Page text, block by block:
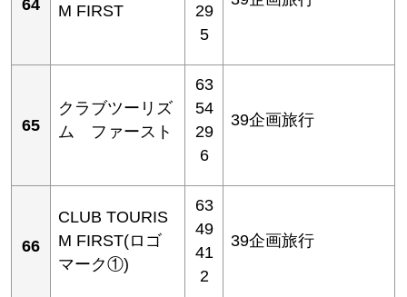
64
M FIRST
29
5
65
クラブツーリズ
ム ファースト
63
54
29
6
39企画旅行
66
CLUB TOURIS
M FIRST(ロゴ
マーク①)
63
49
41
2
39企画旅行